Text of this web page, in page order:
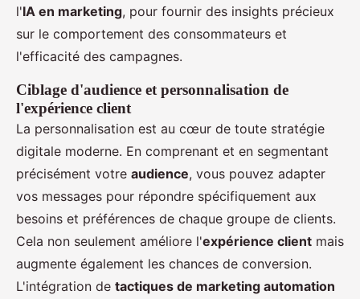
l'IA en marketing, pour fournir des insights précieux
sur le comportement des consommateurs et
l'efficacité des campagnes.
Ciblage d'audience et personnalisation de
l'expérience client
La personnalisation est au cœur de toute stratégie
digitale moderne. En comprenant et en segmentant
précisément votre audience, vous pouvez adapter
vos messages pour répondre spécifiquement aux
besoins et préférences de chaque groupe de clients.
Cela non seulement améliore l'expérience client mais
augmente également les chances de conversion.
L'intégration de tactiques de marketing automation